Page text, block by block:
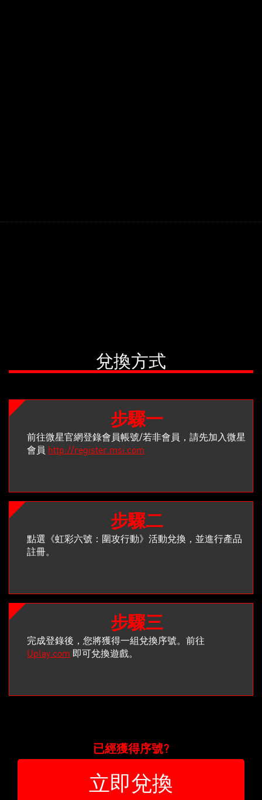
兌換方式
步驟一
前往微星官網登錄會員帳號/若非會員，請先加入微星
會員 http://register.msi.com
步驟二
點選《虹彩六號：圍攻行動》活動兌換，並進行產品
註冊。
步驟三
完成登錄後，您將獲得一組兌換序號。前往
Uplay.com 即可兌換遊戲。
已經獲得序號?
立即兌換